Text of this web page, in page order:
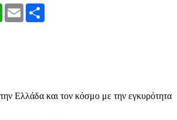
WhatsApp
Email
Ελλάδα και τον κόσμο με την εγκυρότητα